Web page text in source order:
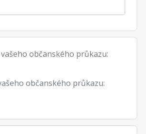
občanského průkazu:
občanského průkazu: